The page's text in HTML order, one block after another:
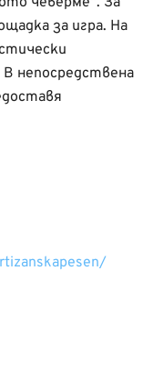
за игра. На
В непосредствена